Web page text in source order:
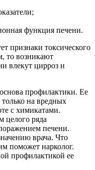
функция печени.
признаки токсического
то возникают
влекут цирроз и
профилактики. Ее
на вредных
с химикатами.
целого ряда
печени.
врача. Что
поможет нарколог.
профилактикой ее